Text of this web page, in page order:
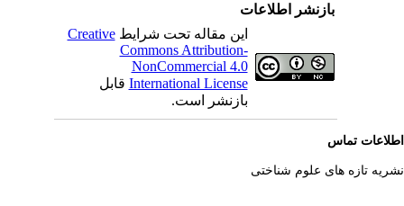
بازنشر اطلاعات
این مقاله تحت شرایطCreative
Commons Attribution-
NonCommercial 4.0
International Licenseقابل
بازنشر است.
تماس
تازه های علوم شناختی